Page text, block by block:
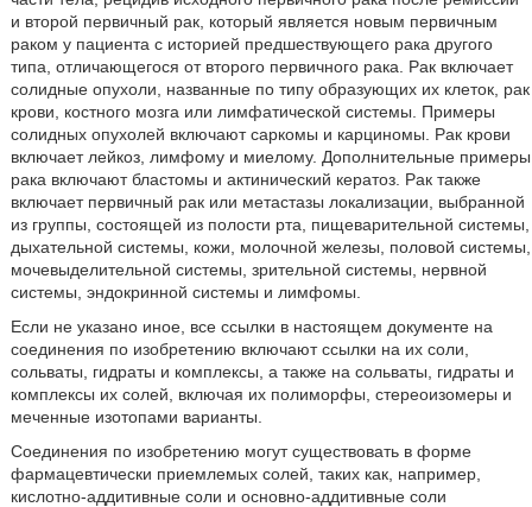
и второй первичный рак, который является новым первичным
раком у пациента с историей предшествующего рака другого
типа, отличающегося от второго первичного рака. Рак включает
солидные опухоли, названные по типу образующих их клеток, рак
крови, костного мозга или лимфатической системы. Примеры
солидных опухолей включают саркомы и карциномы. Рак крови
включает лейкоз, лимфому и миелому. Дополнительные примеры
рака включают бластомы и актинический кератоз. Рак также
включает первичный рак или метастазы локализации, выбранной
из группы, состоящей из полости рта, пищеварительной системы,
дыхательной системы, кожи, молочной железы, половой системы,
мочевыделительной системы, зрительной системы, нервной
системы, эндокринной системы и лимфомы.
Если не указано иное, все ссылки в настоящем документе на
соединения по изобретению включают ссылки на их соли,
сольваты, гидраты и комплексы, а также на сольваты, гидраты и
комплексы их солей, включая их полиморфы, стереоизомеры и
меченные изотопами варианты.
Соединения по изобретению могут существовать в форме
фармацевтически приемлемых солей, таких как, например,
кислотно-аддитивные соли и основно-аддитивные соли